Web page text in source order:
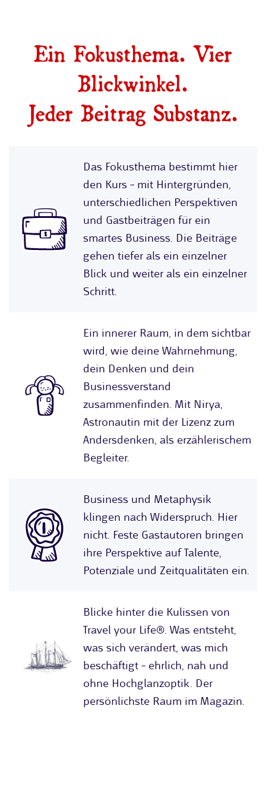
Ein Fokusthema. Vier
Blickwinkel.
Jeder Beitrag Substanz.
Das Fokusthema bestimmt hier
den Kurs – mit Hintergründen,
unterschiedlichen Perspektiven
und Gastbeiträgen für ein
smartes Business. Die Beiträge
gehen tiefer als ein einzelner
Blick und weiter als ein einzelner
Schritt.
Ein innerer Raum, in dem sichtbar
wird, wie deine Wahrnehmung,
dein Denken und dein
Businessverstand
zusammenfinden. Mit Nirya,
Astronautin mit der Lizenz zum
Andersdenken, als erzählerischem
Begleiter.
Business und Metaphysik
klingen nach Widerspruch. Hier
nicht. Feste Gastautoren bringen
ihre Perspektive auf Talente,
Potenziale und Zeitqualitäten ein.
Blicke hinter die Kulissen von
Travel your Life®. Was entsteht,
was sich verändert, was mich
beschäftigt – ehrlich, nah und
ohne Hochglanzoptik. Der
persönlichste Raum im Magazin.